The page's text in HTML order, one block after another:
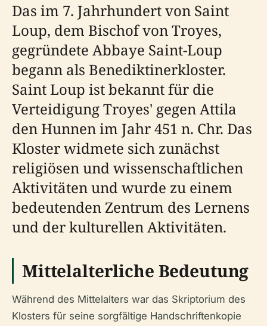
Das im 7. Jahrhundert von Saint
Loup, dem Bischof von Troyes,
gegründete Abbaye Saint-Loup
begann als Benediktinerkloster.
Saint Loup ist bekannt für die
Verteidigung Troyes' gegen Attila
den Hunnen im Jahr 451 n. Chr. Das
Kloster widmete sich zunächst
religiösen und wissenschaftlichen
Aktivitäten und wurde zu einem
bedeutenden Zentrum des Lernens
und der kulturellen Aktivitäten.
Mittelalterliche Bedeutung
Während des Mittelalters war das Skriptorium des
Klosters für seine sorgfältige Handschriftenkopie